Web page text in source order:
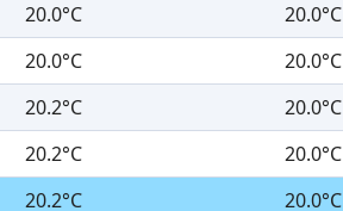
20.0°C
20.0°C
20.0°C
20.0°C
20.2°C
20.0°C
20.2°C
20.0°C
20.2°C
20.0°C